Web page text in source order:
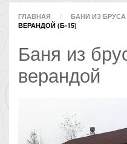
ГЛАВНАЯ БАНИ ИЗ БРУСА
ВЕРАНДОЙ (Б-15)
Баня из
верандой